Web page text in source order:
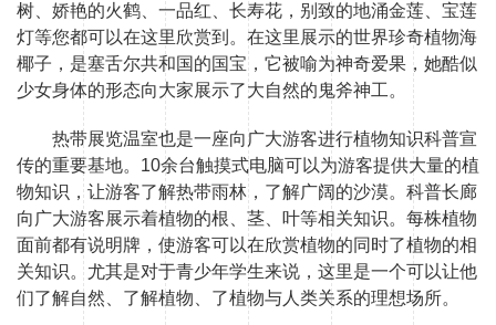
树、娇艳的火鹤、一品红、长寿花，别致的地涌金莲、宝莲
灯等您都可以在这里欣赏到。在这里展示的世界珍奇植物海
椰子，是塞舌尔共和国的国宝，它被喻为神奇爱果，她酷似
少女身体的形态向大家展示了大自然的鬼斧神工。
热带展览温室也是一座向广大游客进行植物知识科普宣
传的重要基地。10余台触摸式电脑可以为游客提供大量的植
物知识，让游客了解热带雨林，了解广阔的沙漠。科普长廊
向广大游客展示着植物的根、茎、叶等相关知识。每株植物
面前都有说明牌，使游客可以在欣赏植物的同时了植物的相
关知识。尤其是对于青少年学生来说，这里是一个可以让他
们了解自然、了解植物、了植物与人类关系的理想场所。